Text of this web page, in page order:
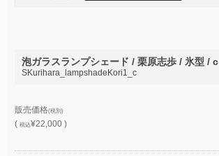
泡ガラスランプシェード / 栗原志歩 / 氷型 / c
SKurihara_lampshadeKori1_c
販売価格(税別)
(税込¥22,000 )